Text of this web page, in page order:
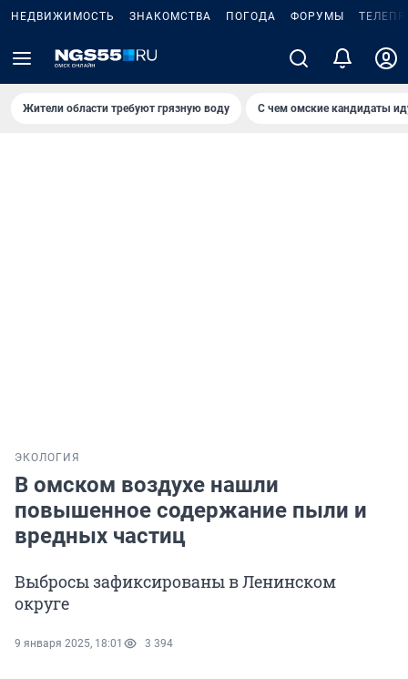
НЕДВИЖИМОСТЬ ЗНАКОМСТВА ПОГОДА ФОРУМЫ
Жители области требуют грязную воду С чем омские кандидаты
ЭКОЛОГИЯ
В омском воздухе нашли
повышенное содержание пыли и
вредных частиц
Выбросы зафиксированы в Ленинском
округе
9 января 2025, 18:01 3 394